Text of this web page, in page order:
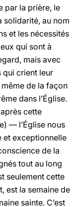
par la prière, le
solidarité, au nom
et les nécessités
qui sont à
mais avec
qui crient leur
de la façon
dans l’Église.
cette
— l’Église nous
et exceptionnelle
de la
tout au long
seulement cette
est la semaine de
sainte. C’est